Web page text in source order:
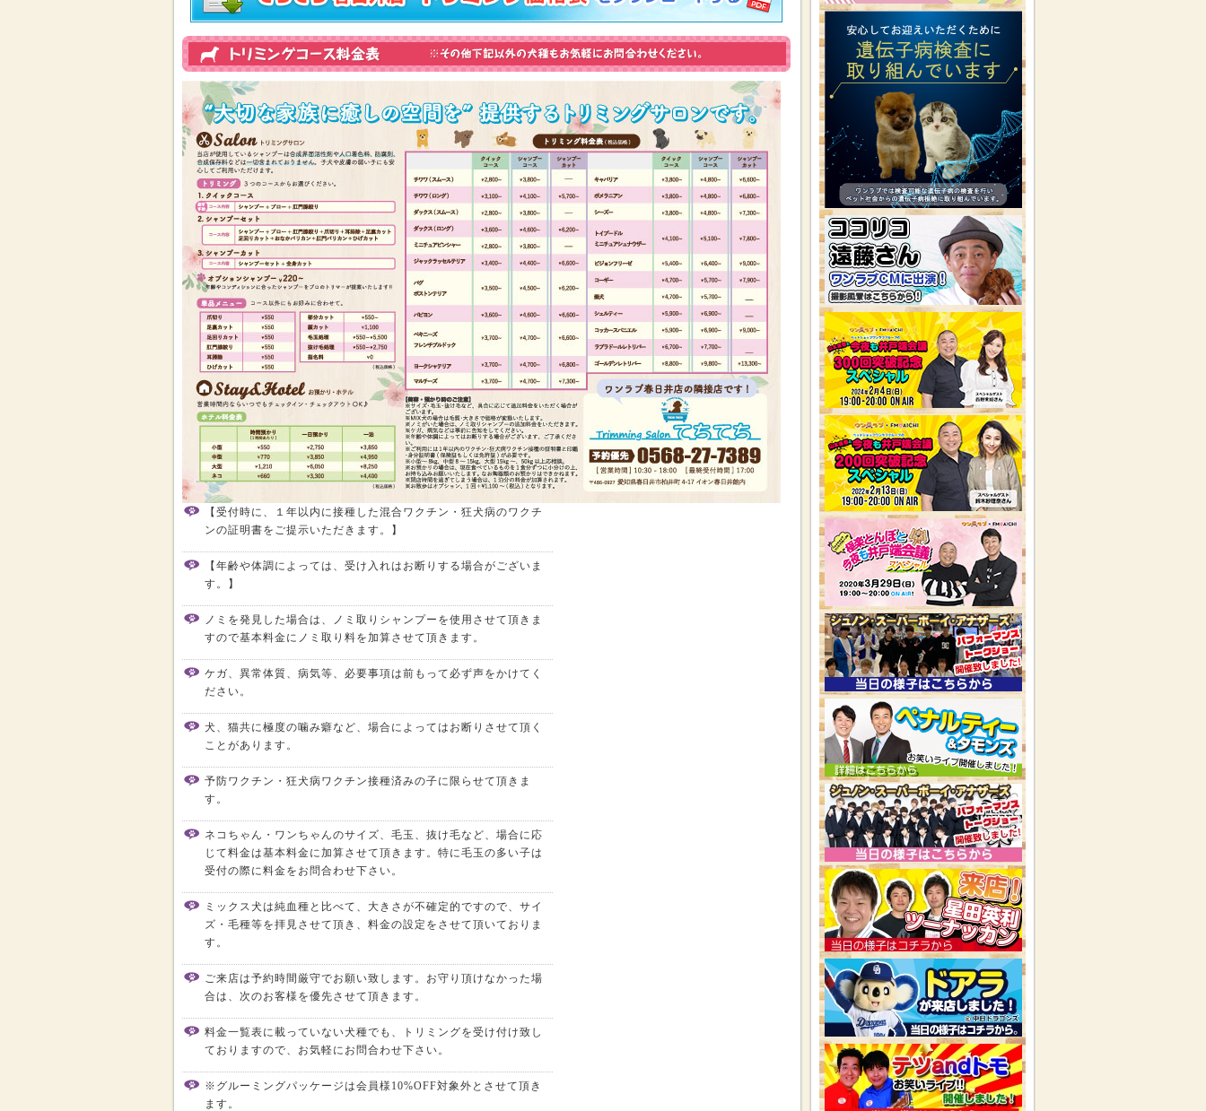
【受付時に、１年以内に接種した混合ワクチン・狂犬病のワクチ
ンの証明書をご提示いただきます。】
【年齢や体調によっては、受け入れはお断りする場合がございま
す。】
ノミを発見した場合は、ノミ取りシャンプーを使用させて頂きま
すので基本料金にノミ取り料を加算させて頂きます。
ケガ、異常体質、病気等、必要事項は前もって必ず声をかけてく
ださい。
犬、猫共に極度の噛み癖など、場合によってはお断りさせて頂く
ことがあります。
予防ワクチン・狂犬病ワクチン接種済みの子に限らせて頂きま
す。
ネコちゃん・ワンちゃんのサイズ、毛玉、抜け毛など、場合に応
じて料金は基本料金に加算させて頂きます。特に毛玉の多い子は
受付の際に料金をお問合わせ下さい。
ミックス犬は純血種と比べて、大きさが不確定的ですので、サイ
ズ・毛種等を拝見させて頂き、料金の設定をさせて頂いておりま
す。
ご来店は予約時間厳守でお願い致します。お守り頂けなかった場
合は、次のお客様を優先させて頂きます。
料金一覧表に載っていない犬種でも、トリミングを受け付け致し
ておりますので、お気軽にお問合わせ下さい。
※グルーミングパッケージは会員様10%OFF対象外とさせて頂き
ます。